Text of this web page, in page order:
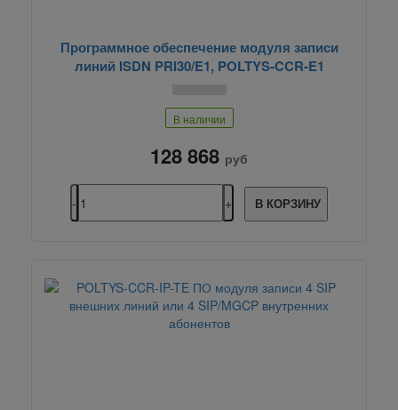
Программное обеспечение модуля записи
линий ISDN PRI30/E1, POLTYS-CCR-E1
В наличии
128 868 руб
В КОРЗИНУ